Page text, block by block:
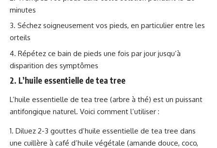
minutes
Séchez soigneusement vos pieds, en particulier entre les
orteils
Répétez ce bain de pieds une fois par jour jusqu’à
disparition des symptômes
2. L’huile essentielle de tea tree
L’huile essentielle de tea tree (arbre à thé) est un puissant
antifongique naturel. Voici comment l’utiliser :
Diluez 2-3 gouttes d’huile essentielle de tea tree dans
une cuillère à café d’huile végétale (amande douce, coco,